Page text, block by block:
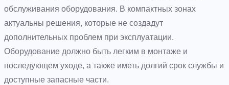
обслуживания оборудования. В компактных зонах
актуальны решения, которые не создадут
дополнительных проблем при эксплуатации.
Оборудование должно быть легким в монтаже и
последующем уходе, а также иметь долгий срок службы и
доступные запасные части.